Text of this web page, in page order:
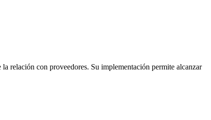
relación con proveedores. Su implementación permite alcanzar